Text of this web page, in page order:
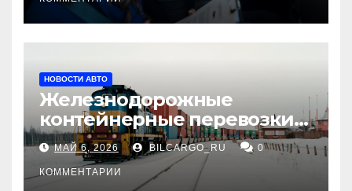
НОВОСТИ АВТО
Железнодорожные
контейнерные перевозки
из Китая в Россию:
маршруты, сроки и
требования
МАЙ 6, 2026 BILCARGO_RU 0
КОММЕНТАРИИ